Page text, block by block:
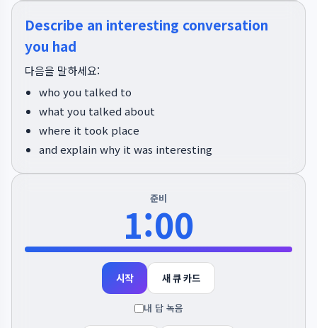
Describe an interesting conversation
you had
다음을 말하세요:
who you talked to
what you talked about
where it took place
and explain why it was interesting
준비
1:00
시작 새 큐 카드
내 답 녹음